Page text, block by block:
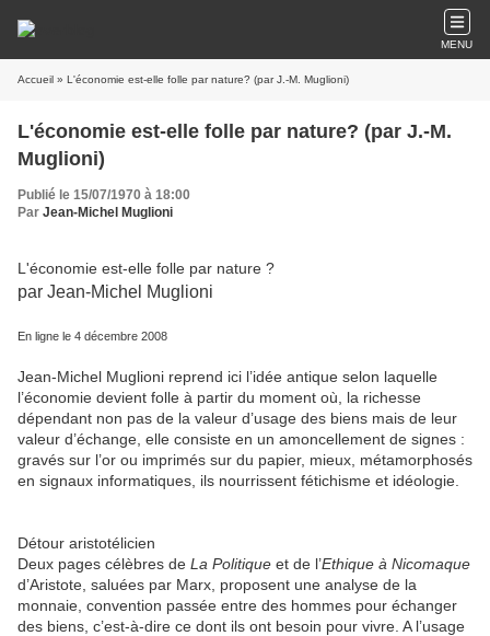
MENU
Accueil » L'économie est-elle folle par nature? (par J.-M. Muglioni)
L'économie est-elle folle par nature? (par J.-M.
Muglioni)
Publié le 15/07/1970 à 18:00
Par Jean-Michel Muglioni
L'économie est-elle folle par nature ?
par Jean-Michel Muglioni
En ligne le 4 décembre 2008
Jean-Michel Muglioni reprend ici l’idée antique selon laquelle
l’économie devient folle à partir du moment où, la richesse
dépendant non pas de la valeur d’usage des biens mais de leur
valeur d’échange, elle consiste en un amoncellement de signes :
gravés sur l’or ou imprimés sur du papier, mieux, métamorphosés
en signaux informatiques, ils nourrissent fétichisme et idéologie.
Détour aristotélicien
Deux pages célèbres de La Politique et de l’Ethique à Nicomaque
d’Aristote, saluées par Marx, proposent une analyse de la
monnaie, convention passée entre des hommes pour échanger
des biens, c’est-à-dire ce dont ils ont besoin pour vivre. A l’usage